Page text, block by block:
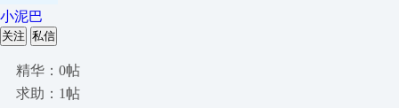
小泥巴
关注 私信
精华：0帖
求助：1帖